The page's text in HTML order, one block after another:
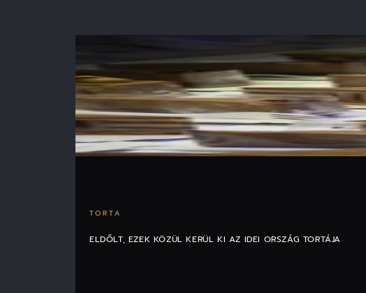
TORTA
ELDŐLT, EZEK KÖZÜL KERÜL KI AZ IDEI ORSZÁG TORTÁJA